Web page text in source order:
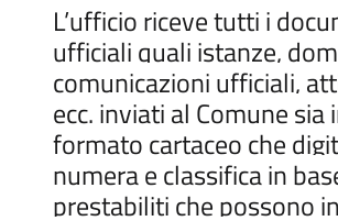
L’ufficio riceve tutti i
ufficiali quali istanze,
comunicazioni ufficiali,
ecc. inviati al Comune sia
formato cartaceo che
numera e classifica in
prestabiliti che possono